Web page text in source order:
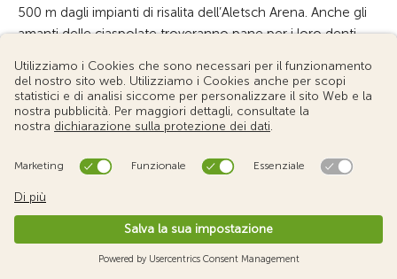
500 m dagli impianti di risalita dell’Aletsch Arena. Anche gli
amanti delle ciaspolate troveranno pane per i loro denti
appassionati di sci di fondo potranno divertirsi lungo i 18
km della pista di Niederwald.
>> Camping Eggishorn